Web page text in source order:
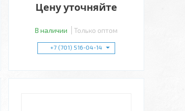
Цену уточняйте
В наличии Только оптом
+7 (701) 516-04-14